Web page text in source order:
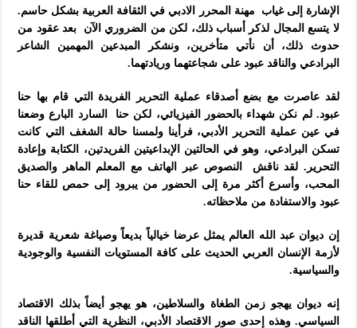
الإشارة إلى غياب مهنة المحرر الادبي في الثقافة العربية بشكل حاسم.
لا يتسع المجال لذكر أسباب ذلك، لكن من الضروري الآن بعد عقود من
حدوث ذلك، أن نأتي متأخرين، ونشكر المبدعين المهمين الشاعر
البرادعي والناقد عبود على شجاعتهما وريادتهما.
لقد عاصرت مع بضع أصدقاء عملية التحرير الفريدة التي قام بها حنا
عبود. لم نكن شهداء بالحضور الفيزيائي، لكن حنا السارد البارع وضعنا
في عين عملية التحرير الأدبي، فرأينا ولمسنا حالة الشغف التي كانت
تسكن البرادعي، وهو في الحالتين الإبداعيتين الفريدتين، الكتابة وإعادة
التحرير. لقد ناقش النصوص عبر الهاتف مع المعلم الماهر والصديق
المحب، وأسرع أكثر مرة إلى الحضور من يبرود إلى حمص للقاء حنا
عبود والاستفادة من ملاحظاته.
إن ديوان عبد الله العالم يمثل عرضا خيالياً بديعاً وصياغة شعرية قديرة
لأزمة الإنسان العربي الحديث على كافة المستويات النفسية والوجودية
والسياسية.
إنه ديوان يهجو زمن الطغاة والسلاطين، هو يهجو أيضاً بذلك الاقتصاد
السياسي. وهذه إحدى صور الاقتصاد الأدبي، النظرية التي أطلقها الناقد